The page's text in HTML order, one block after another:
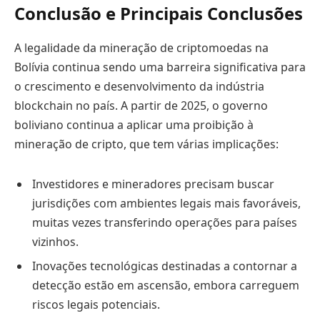
Conclusão e Principais Conclusões
A legalidade da mineração de criptomoedas na
Bolívia continua sendo uma barreira significativa para
o crescimento e desenvolvimento da indústria
blockchain no país. A partir de 2025, o governo
boliviano continua a aplicar uma proibição à
mineração de cripto, que tem várias implicações:
Investidores e mineradores precisam buscar
jurisdições com ambientes legais mais favoráveis,
muitas vezes transferindo operações para países
vizinhos.
Inovações tecnológicas destinadas a contornar a
detecção estão em ascensão, embora carreguem
riscos legais potenciais.